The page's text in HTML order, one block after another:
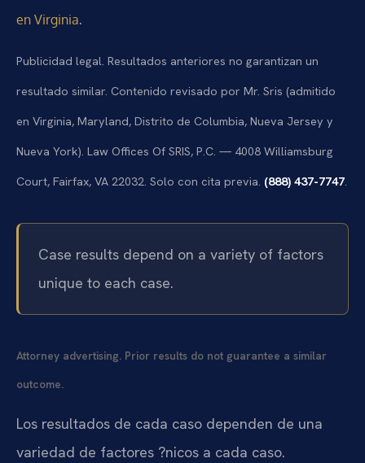
en Virginia.
Publicidad legal. Resultados anteriores no garantizan un
resultado similar. Contenido revisado por Mr. Sris (admitido
en Virginia, Maryland, Distrito de Columbia, Nueva Jersey y
Nueva York). Law Offices Of SRIS, P.C. — 4008 Williamsburg
Court, Fairfax, VA 22032. Solo con cita previa. (888) 437-7747.
Case results depend on a variety of factors
unique to each case.
Attorney advertising. Prior results do not guarantee a similar
outcome.
Los resultados de cada caso dependen de una
variedad de factores ?nicos a cada caso.